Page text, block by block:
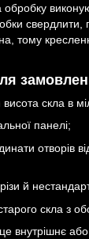
обробку
свердлити,
тому
скла в
панелі;
отворів
й
скла з
внутрішнє